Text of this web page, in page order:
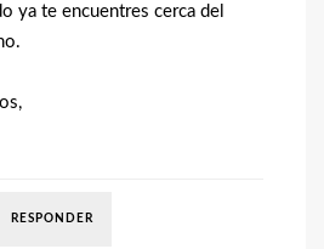
ya te encuentres cerca del
RESPONDER